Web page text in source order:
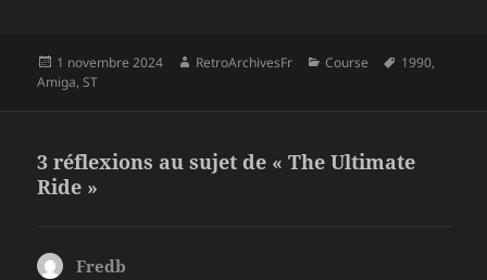
Publié
le
1 novembre 2024 Auteur
RetroArchivesFr Catégories
Course
Mots-
1990,
Amiga,ST
3 réflexions au sujet de « The Ultimate
Ride »
Fredb